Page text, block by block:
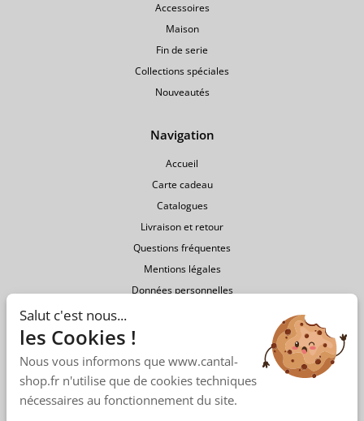
Accessoires
Maison
Fin de serie
Collections spéciales
Nouveautés
Navigation
Accueil
Carte cadeau
Catalogues
Livraison et retour
Questions fréquentes
Mentions légales
Données personnelles
Conditions générales de vente
Salut c'est nous...
les Cookies !
Nous vous informons que www.cantal-
shop.fr n'utilise que de cookies techniques
nécessaires au fonctionnement du site.